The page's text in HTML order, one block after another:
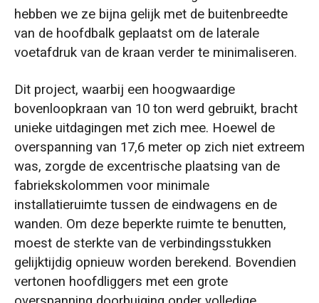
hebben we ze bijna gelijk met de buitenbreedte
van de hoofdbalk geplaatst om de laterale
voetafdruk van de kraan verder te minimaliseren.
Dit project, waarbij een hoogwaardige
bovenloopkraan van 10 ton werd gebruikt, bracht
unieke uitdagingen met zich mee. Hoewel de
overspanning van 17,6 meter op zich niet extreem
was, zorgde de excentrische plaatsing van de
fabriekskolommen voor minimale
installatieruimte tussen de eindwagens en de
wanden. Om deze beperkte ruimte te benutten,
moest de sterkte van de verbindingsstukken
gelijktijdig opnieuw worden berekend. Bovendien
vertonen hoofdliggers met een grote